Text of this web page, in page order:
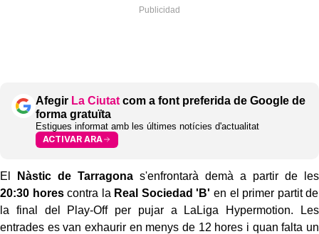
Afegir La Ciutat com a font preferida de Google de
forma gratuïta
Estigues informat amb les últimes notícies d'actualitat
ACTIVAR ARA
El Nàstic de Tarragona s'enfrontarà demà a partir de les
20:30 horescontra la Real Sociedad 'B' en el primer partit de
la final del Play-Off per pujar a LaLiga Hypermotion. Les
entrades es van exhaurir en menys de 12 hores i quan falta un